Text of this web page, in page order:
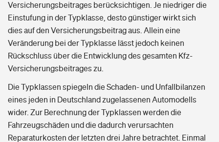
Versicherungsbeitrages berücksichtigen. Je niedriger die
Einstufung in der Typklasse, desto günstiger wirkt sich
dies auf den Versicherungsbeitrag aus. Allein eine
Veränderung bei der Typklasse lässt jedoch keinen
Rückschluss über die Entwicklung des gesamten Kfz-
Versicherungsbeitrages zu.
Die Typklassen spiegeln die Schaden- und Unfallbilanzen
eines jeden in Deutschland zugelassenen Automodells
wider. Zur Berechnung der Typklassen werden die
Fahrzeugschäden und die dadurch verursachten
Reparaturkosten der letzten drei Jahre betrachtet. Einmal